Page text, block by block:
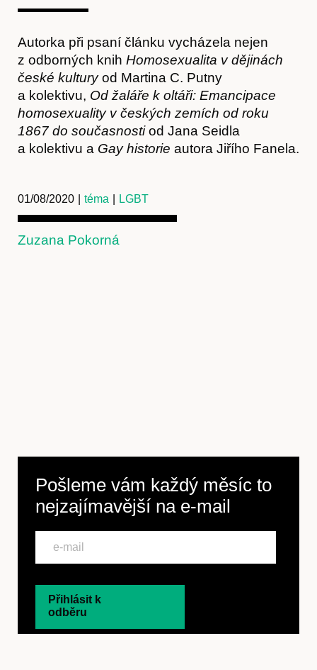
Autorka při psaní článku vycházela nejen
z odborných knih Homosexualita v dějinách
české kulturyod Martina C. Putny
a kolektivu, Od žaláře k oltáři: Emancipace
homosexuality v českých zemích od roku
1867 do současnostiod Jana Seidla
a kolektivu a Gay historie autora Jiřího Fanela.
01/08/2020 téma LGBT
Zuzana Pokorná
Pošleme vám každý měsíc to
nejzajímavější na e-mail
Přihlásit k
odběru